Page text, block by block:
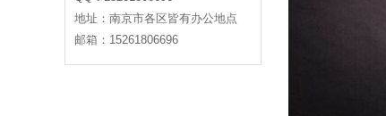
地址：南京市各区皆有办公地点
邮箱：15261806696